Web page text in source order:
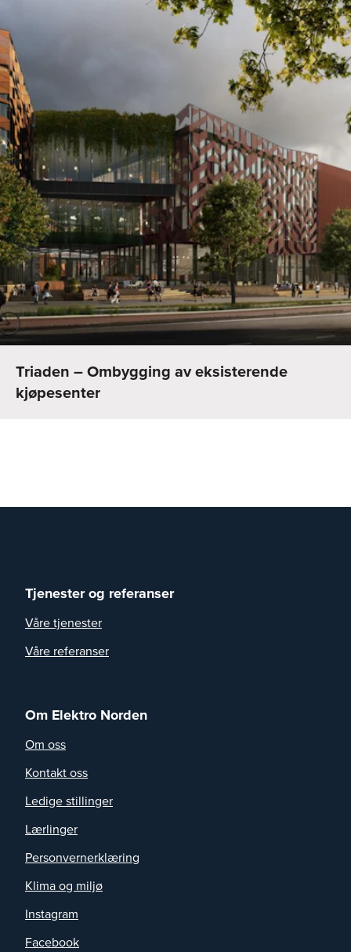
Triaden – Ombygging av eksisterende
kjøpesenter
Tjenester og referanser
Våre tjenester
Våre referanser
Om Elektro Norden
Om oss
Kontakt oss
Ledige stillinger
Lærlinger
Personvernerklæring
Klima og miljø
Instagram
Facebook